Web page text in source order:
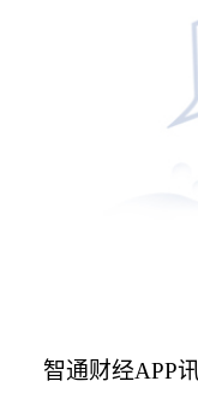
智通财经APP